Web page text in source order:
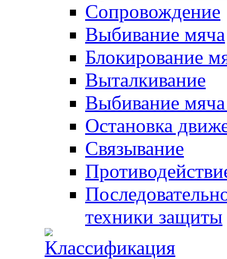
Сопровождение
Выбивание мяча
Блокирование
Выталкивание
Выбивание
Остановка
Связывание
техники защиты